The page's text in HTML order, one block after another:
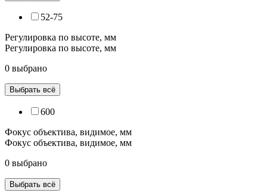
52-75
Регулировка по высоте, мм
Регулировка по высоте, мм
0 выбрано
Выбрать всё
600
Фокус объектива, видимое, мм
Фокус объектива, видимое, мм
0 выбрано
Выбрать всё